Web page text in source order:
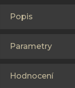
Popis
Parametry
Hodnocení